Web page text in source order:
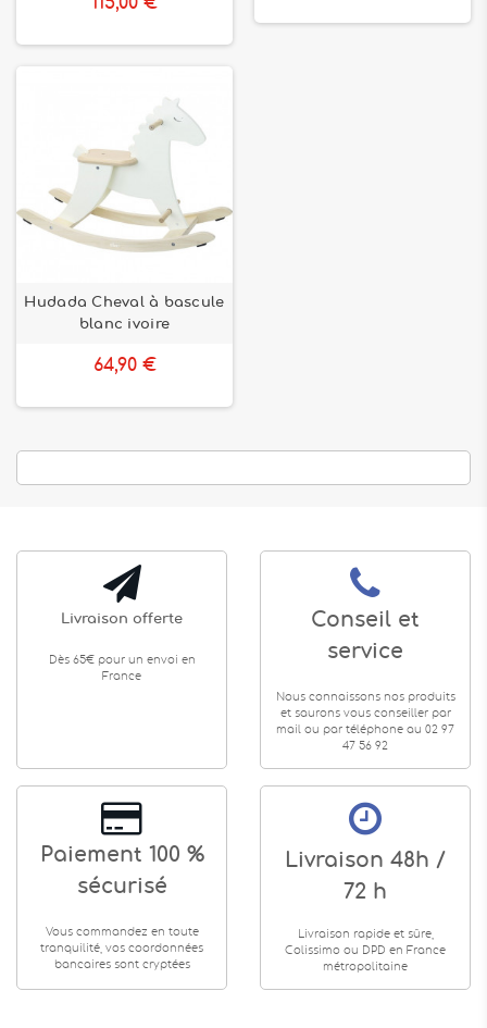
Hudada Cheval à bascule
blanc ivoire
64,90 €
Livraison offerte
Dès 65€ pour un envoi en
France
Conseil et
service
Nous connaissons nos produits
et saurons vous conseiller par
mail ou par téléphone au 02 97
47 56 92
Paiement 100 %
sécurisé
Vous commandez en toute
tranquilité, vos coordonnées
bancaires sont cryptées
Livraison 48h /
72 h
Livraison rapide et sûre,
Colissimo ou DPD en France
métropolitaine